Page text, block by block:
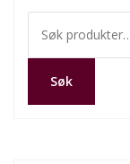
etter:
Søk